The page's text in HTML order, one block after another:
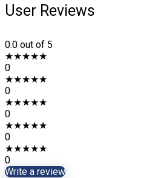
User Reviews
0.0 out of 5
★★★★★
0
★★★★★
0
★★★★★
0
★★★★★
0
★★★★★
0
Write a review